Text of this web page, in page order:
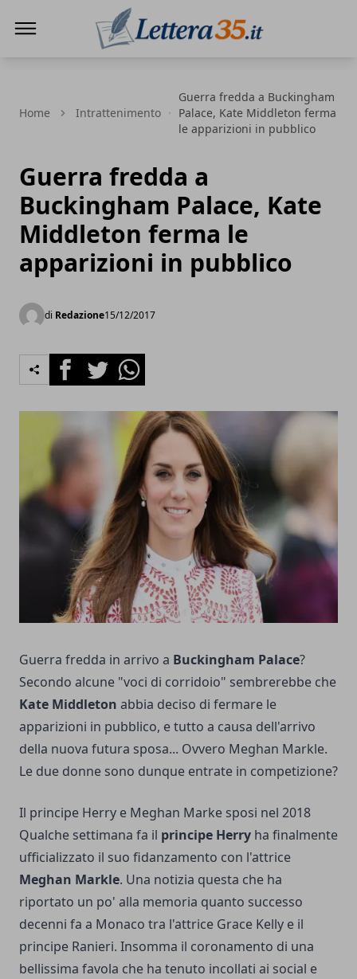
Home Intrattenimento
Guerra fredda a Buckingham
Palace, Kate Middleton ferma
le apparizioni in pubblico
Guerra fredda a
Buckingham Palace, Kate
Middleton ferma le
apparizioni in pubblico
di Redazione15/12/2017
FacebookTwitterWhatsapp
Guerra fredda in arrivo a Buckingham Palace?
Secondo alcune "voci di corridoio" sembrerebbe che
Kate Middleton abbia deciso di fermare le
apparizioni in pubblico, e tutto a causa dell'arrivo
della nuova futura sposa... Ovvero Meghan Markle.
Le due donne sono dunque entrate in competizione?
Il principe Herry e Meghan Marke sposi nel 2018
Qualche settimana fa il principe Herry ha finalmente
ufficializzato il suo fidanzamento con l'attrice
Meghan Markle. Una notizia questa che ha
riportato un po' alla memoria quanto successo
decenni fa a Monaco tra l'attrice Grace Kelly e il
principe Ranieri. Insomma il coronamento di una
bellissima favola che ha tenuto incollati ai social e